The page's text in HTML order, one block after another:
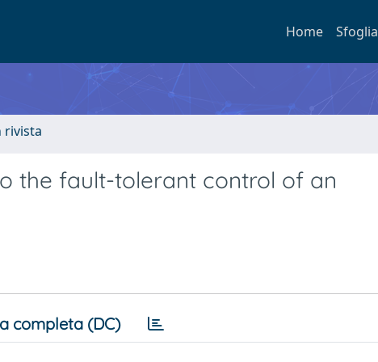
Home Sfoglia
rivista
the fault-tolerant control of an
completa (DC)